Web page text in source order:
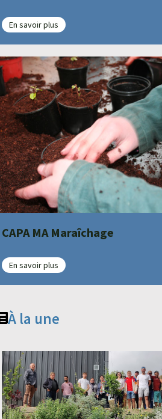
En savoir plus
CAPA MA Maraîchage
En savoir plus
À la une